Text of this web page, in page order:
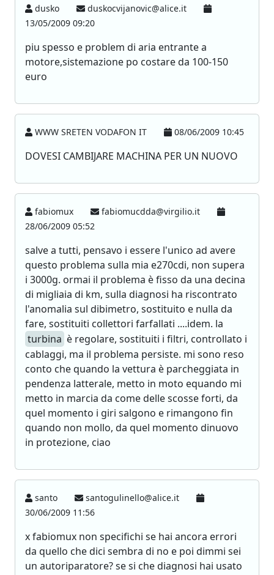
dusko
duskocvijanovic@alice.it
13/05/2009 09:20
piu spesso e problem di aria entrante a
motore,sistemazione po costare da 100-150
euro
WWW SRETEN VODAFON IT 08/06/2009 10:45
DOVESI CAMBIJARE MACHINA PER UN NUOVO
fabiomux
fabiomucdda@virgilio.it
28/06/2009 05:52
salve a tutti, pensavo i essere l'unico ad avere
questo problema sulla mia e270cdi, non supera
i 3000g. ormai il problema è fisso da una decina
di migliaia di km, sulla diagnosi ha riscontrato
l'anomalia sul dibimetro, sostituito e nulla da
fare, sostituiti collettori farfallati ....idem. la
turbina è regolare, sostituiti i filtri, controllato i
cablaggi, ma il problema persiste. mi sono reso
conto che quando la vettura è parcheggiata in
pendenza latterale, metto in moto equando mi
metto in marcia da come delle scosse forti, da
quel momento i giri salgono e rimangono fin
quando non mollo, da quel momento dinuovo
in protezione, ciao
santo
santogulinello@alice.it
30/06/2009 11:56
x fabiomux non specifichi se hai ancora errori
da quello che dici sembra di no e poi dimmi sei
un autoriparatore? se si che diagnosi hai usato